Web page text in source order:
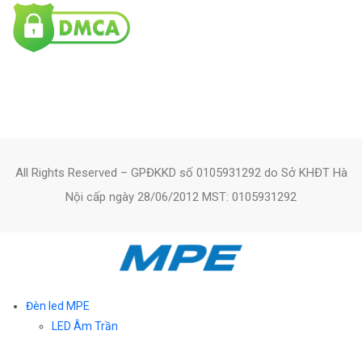
All Rights Reserved – GPĐKKD số 0105931292 do Sở KHĐT Hà
Nội cấp ngày 28/06/2012 MST: 0105931292
Đèn led MPE
LED Âm Trần